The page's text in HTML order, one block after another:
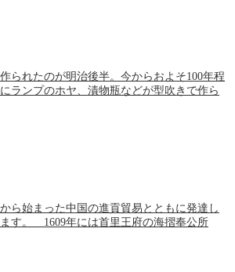
られたのが明治後半。今からおよそ100年程
ランプのホヤ、漬物瓶などが型吹きで作ら
ら始まった中国の進貢貿易とともに発達し
す。 1609年には首里王府の海摺奉公所